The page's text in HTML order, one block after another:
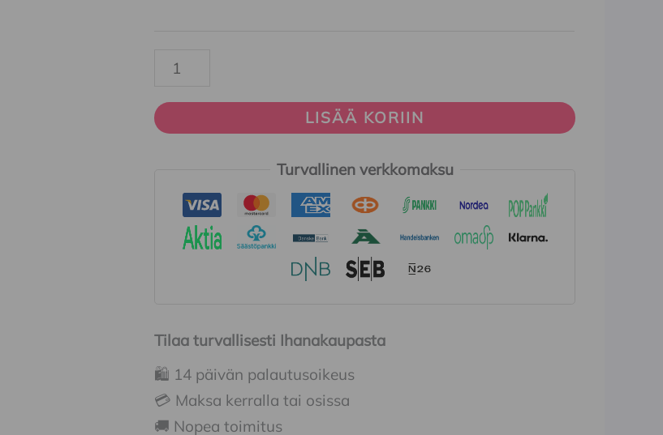
LISÄÄ KORIIN
Turvallinen verkkomaksu
Tilaa turvallisesti Ihanakaupasta
🛍️ 14 päivän palautusoikeus
💳 Maksa kerralla tai osissa
🚚 Nopea toimitus